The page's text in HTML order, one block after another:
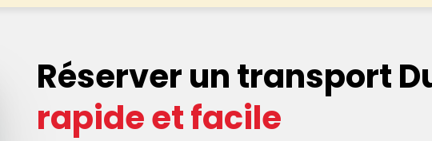
Réserver un transport
rapide et facile